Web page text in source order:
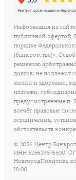
Информация на сайте
публичной офертой.
порядке
(банкротстве)».
решению
долгов: не подлежат
жизни и здоровью,
платежи,
предусмотренные п.
влечёт правовые
ограничения,
обстоятельств
© 2026 Центр
ИНН 525629576500.
НовгородПолитика
18:00